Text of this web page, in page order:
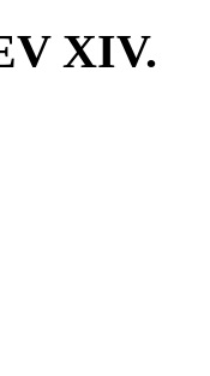
XIV.